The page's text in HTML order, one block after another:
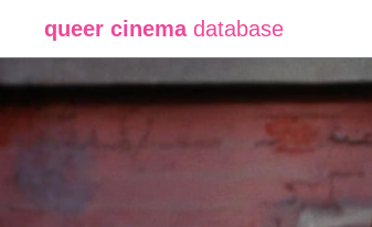
queer cinema database